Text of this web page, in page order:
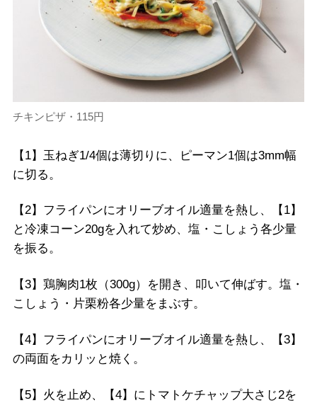
チキンピザ・115円
【1】玉ねぎ1/4個は薄切りに、ピーマン1個は3mm幅
に切る。
【2】フライパンにオリーブオイル適量を熱し、【1】
と冷凍コーン20gを入れて炒め、塩・こしょう各少量
を振る。
【3】鶏胸肉1枚（300g）を開き、叩いて伸ばす。塩・
こしょう・片栗粉各少量をまぶす。
【4】フライパンにオリーブオイル適量を熱し、【3】
の両面をカリッと焼く。
【5】火を止め、【4】にトマトケチャップ大さじ2を